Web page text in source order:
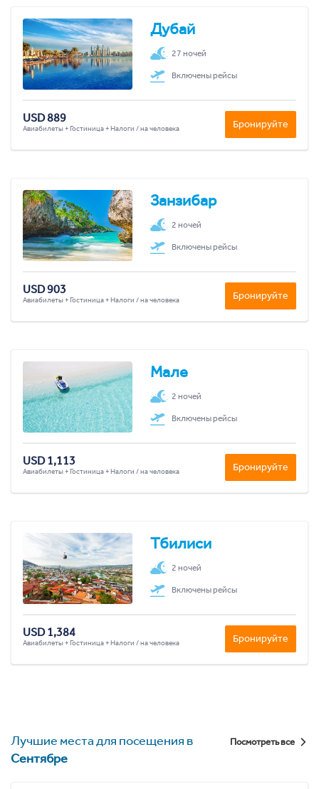
Дубай
27 ночей
Включены рейсы
USD 889
Авиабилеты + Гостиница + Налоги / на человека Бронируйте
Занзибар
2 ночей
Включены рейсы
USD 903
Авиабилеты + Гостиница + Налоги / на человека Бронируйте
Мале
2 ночей
Включены рейсы
USD 1,113
Авиабилеты + Гостиница + Налоги / на человека Бронируйте
Тбилиси
2 ночей
Включены рейсы
USD 1,384
Авиабилеты + Гостиница + Налоги / на человека Бронируйте
Лучшие места для посещения в
Сентябре
Посмотреть все